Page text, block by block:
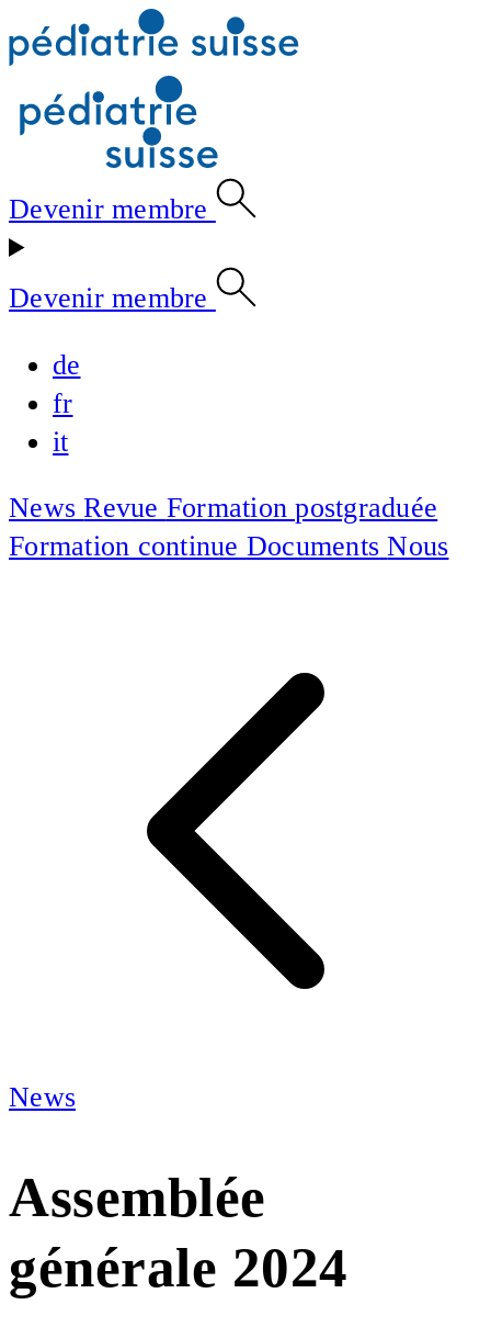
Devenir membre
Devenir membre
de
fr
it
NewsRevue Formation postgraduée
Formation continue DocumentsNous
News
Assemblée
générale 2024